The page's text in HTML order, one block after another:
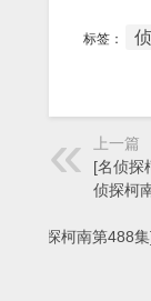
标签：
上一篇
[名侦探
侦探柯
[名侦探柯南第488